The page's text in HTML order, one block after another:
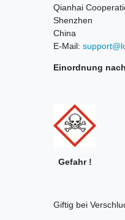
Qianhai
Shenzhen
China
E-Mail:
Einordnung
Gefahr !
Giftig bei